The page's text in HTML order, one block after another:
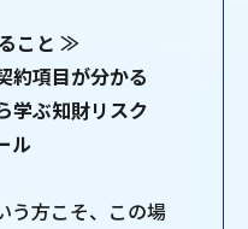
こと ≫
約項目が分かる
学ぶ知財リスク
ル
う方こそ、この場